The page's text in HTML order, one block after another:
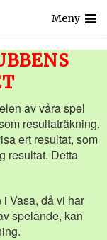
Meny
av våra spel
resultaträkning.
ert resultat, som
resultat. Detta
Vasa, då vi har
spelande, kan